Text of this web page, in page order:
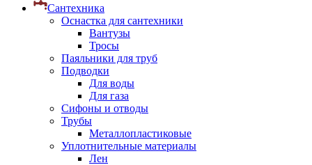
Сантехника
Оснастка для сантехники
Вантузы
Тросы
Паяльники для труб
Подводки
Для воды
Для газа
Сифоны и отводы
Трубы
Металлопластиковые
Уплотнительные материалы
Лен